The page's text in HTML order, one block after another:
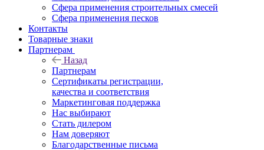
Сфера применения строительных смесей
Сфера применения песков
Контакты
Товарные знаки
Партнерам
Назад
Партнерам
Сертификаты регистрации,
качества и соответствия
Маркетинговая поддержка
Нас выбирают
Стать дилером
Нам доверяют
Благодарственные письма